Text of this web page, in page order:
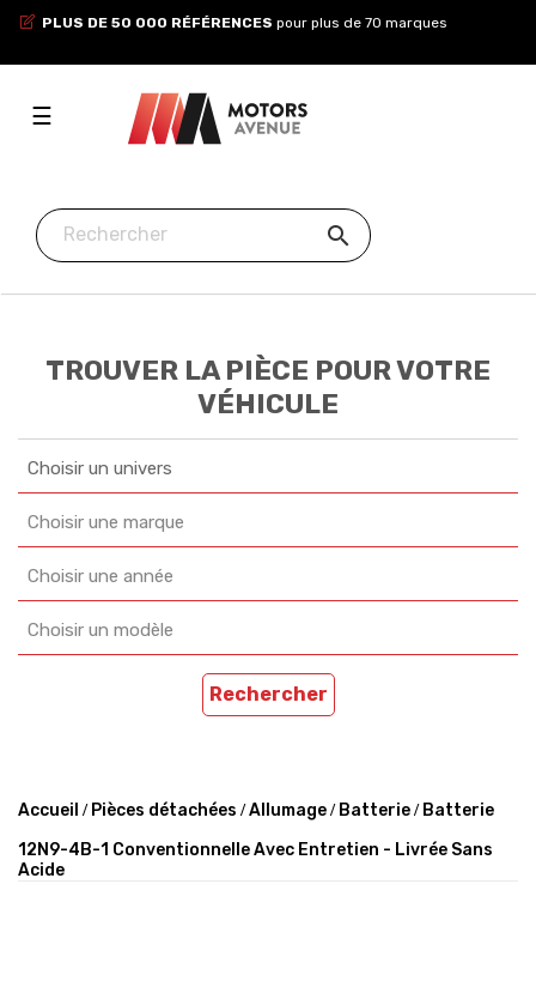
PLUS DE 50 000 RÉFÉRENCES pour plus de 70 marques
Toggle
navigation
☰

TROUVER LA PIÈCE POUR VOTRE
VÉHICULE
Choisir un univers
Choisir une marque
Choisir une année
Choisir un modèle
Rechercher
Accueil Pièces détachées Allumage Batterie
Batterie
12N9-4B-1 Conventionnelle Avec Entretien - Livrée Sans
Acide